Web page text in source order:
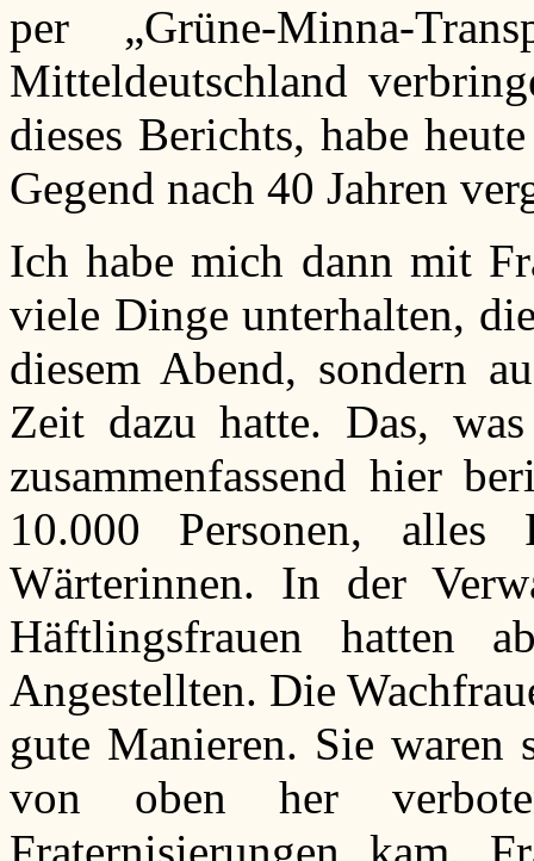
per „Grüne-Minna-
Mitteldeutschland
dieses Berichts, habe
Gegend nach 40 Jahren
Ich habe mich dann mit
viele Dinge unterhalten,
diesem Abend, sondern
Zeit dazu hatte. Das,
zusammenfassend hier
10.000 Personen, alles
Wärterinnen. In der
Häftlingsfrauen hatten
Angestellten. Die
gute Manieren. Sie waren
von oben her